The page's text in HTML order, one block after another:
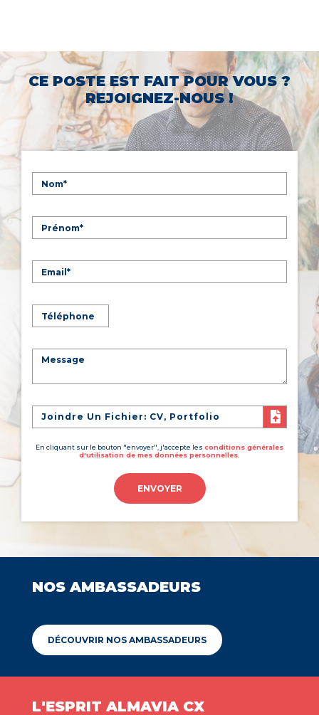
CE POSTE EST FAIT POUR VOUS ?
REJOIGNEZ-NOUS !
Joindre Un Fichier: CV, Portfolio
En cliquant sur le bouton "envoyer", j'accepte les conditions générales
d'utilisation de mes données personnelles.
ENVOYER
NOS AMBASSADEURS
DÉCOUVRIR NOS AMBASSADEURS
L'ESPRIT ALMAVIA CX